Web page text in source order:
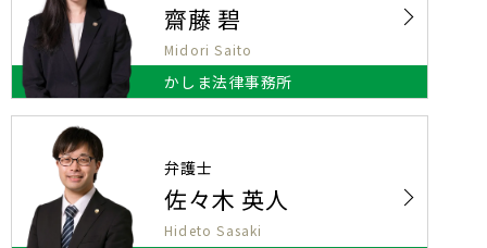
かしま法律事務所
齋藤 碧
Midori Saito
弁護士
佐々木 英人
Hideto Sasaki